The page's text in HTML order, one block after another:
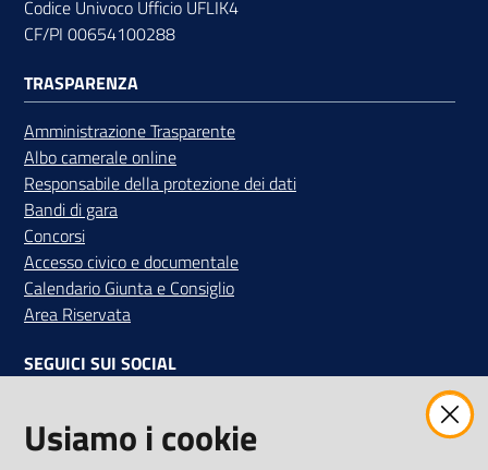
Contatti
Newsle
tter
Sala
Stampa
su
Codice Univoco Ufficio UFLIK4
CF/PI 00654100288
TRASPARENZA
Amministrazione Trasparente
Albo camerale online
Responsabile della protezione dei dati
Bandi di gara
Concorsi
Accesso civico e documentale
Calendario Giunta e Consiglio
Area Riservata
SEGUICI SUI SOCIAL
Usiamo i cookie